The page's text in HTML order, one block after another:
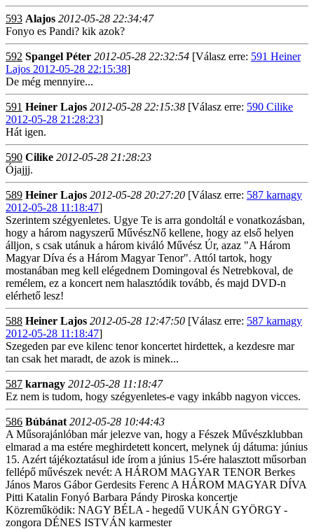
593 Alajos 2012-05-28 22:34:47
Fonyo es Pandi? kik azok?
592 Spangel Péter 2012-05-28 22:32:54 [Válasz erre: 591 Heiner
Lajos 2012-05-28 22:15:38]
De még mennyire...
591 Heiner Lajos 2012-05-28 22:15:38 [Válasz erre: 590 Cilike
2012-05-28 21:28:23]
Hát igen.
590 Cilike 2012-05-28 21:28:23
Ójajjj.
589 Heiner Lajos 2012-05-28 20:27:20 [Válasz erre: 587 karnagy
2012-05-28 11:18:47]
Szerintem szégyenletes. Ugye Te is arra gondoltál e vonatkozásban,
hogy a három nagyszerű MűvészNő kellene, hogy az első helyen
álljon, s csak utánuk a három kiváló Művész Úr, azaz "A Három
Magyar Díva és a Három Magyar Tenor". Attól tartok, hogy
mostanában meg kell elégednem Domingoval és Netrebkoval, de
remélem, ez a koncert nem halasztódik tovább, és majd DVD-n
elérhető lesz!
588 Heiner Lajos 2012-05-28 12:47:50 [Válasz erre: 587 karnagy
2012-05-28 11:18:47]
Szegeden par eve kilenc tenor koncertet hirdettek, a kezdesre mar
tan csak het maradt, de azok is minek...
587 karnagy 2012-05-28 11:18:47
Ez nem is tudom, hogy szégyenletes-e vagy inkább nagyon vicces.
586 Búbánat 2012-05-28 10:44:43
A Műsorajánlóban már jelezve van, hogy a Fészek Művészklubban
elmarad a ma estére meghirdetett koncert, melynek új dátuma: június
15. Azért tájékoztatásul ide írom a június 15-ére halasztott műsorban
fellépő művészek nevét: A HÁROM MAGYAR TENOR Berkes
János Maros Gábor Gerdesits Ferenc A HÁROM MAGYAR DÍVA
Pitti Katalin Fonyó Barbara Pándy Piroska koncertje
Közreműködik: NAGY BÉLA - hegedű VUKÁN GYÖRGY -
zongora DÉNES ISTVÁN karmester